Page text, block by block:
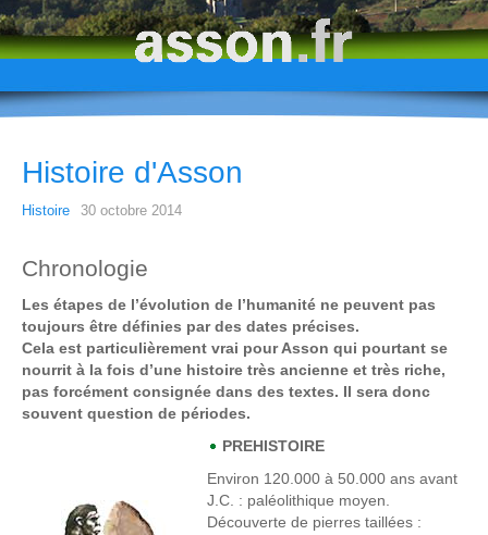
HISTOIRE
Histoire d'Asson
Histoire 30 octobre 2014
Chronologie
Les étapes de l’évolution de l’humanité ne peuvent pas
toujours être définies par des dates précises.
Cela est particulièrement vrai pour Asson qui pourtant se
nourrit à la fois d’une histoire très ancienne et très riche,
pas forcément consignée dans des textes. Il sera donc
souvent question de périodes.
PREHISTOIRE
Environ 120.000 à 50.000 ans avant
J.C . : paléolithique moyen.
Découverte de pierres taillées :